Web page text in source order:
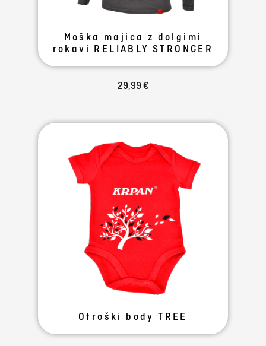
Moška majica z dolgimi
rokavi RELIABLY STRONGER
29,99 €
Otroški body TREE